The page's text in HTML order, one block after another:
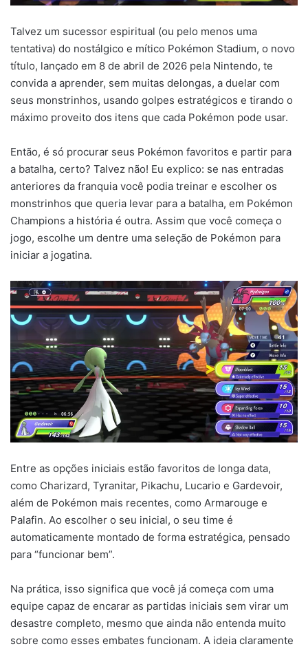
Talvez um sucessor espiritual (ou pelo menos uma
tentativa) do nostálgico e mítico Pokémon Stadium, o novo
título, lançado em 8 de abril de 2026 pela Nintendo, te
convida a aprender, sem muitas delongas, a duelar com
seus monstrinhos, usando golpes estratégicos e tirando o
máximo proveito dos itens que cada Pokémon pode usar.
Então, é só procurar seus Pokémon favoritos e partir para
a batalha, certo? Talvez não! Eu explico: se nas entradas
anteriores da franquia você podia treinar e escolher os
monstrinhos que queria levar para a batalha, em Pokémon
Champions a história é outra. Assim que você começa o
jogo, escolhe um dentre uma seleção de Pokémon para
iniciar a jogatina.
Entre as opções iniciais estão favoritos de longa data,
como Charizard, Tyranitar, Pikachu, Lucario e Gardevoir,
além de Pokémon mais recentes, como Armarouge e
Palafin. Ao escolher o seu inicial, o seu time é
automaticamente montado de forma estratégica, pensado
para “funcionar bem”.
Na prática, isso significa que você já começa com uma
equipe capaz de encarar as partidas iniciais sem virar um
desastre completo, mesmo que ainda não entenda muito
sobre como esses embates funcionam. A ideia claramente